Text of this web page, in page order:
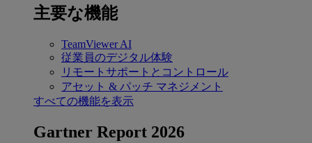
主要な機能
TeamViewer AI
従業員のデジタル体験
リモートサポートとコントロール
アセット & パッチ マネジメント
すべての機能を表示
Gartner Report 2026